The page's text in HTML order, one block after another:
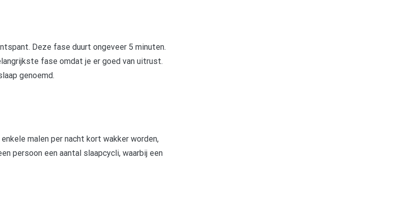
Deze fase duurt ongeveer 5 minuten.
fase omdat je er goed van uitrust.
genoemd.
malen per nacht kort wakker worden,
persoon een aantal slaapcycli, waarbij een